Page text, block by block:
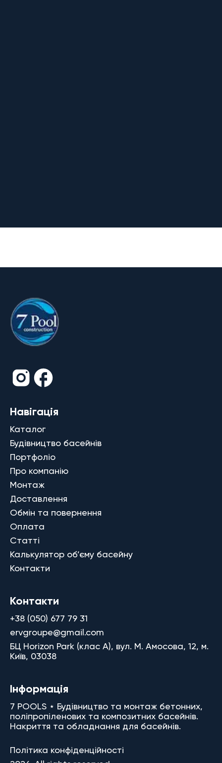
Навігація
Каталог
Будівництво басейнів
Портфоліо
Про компанію
Монтаж
Доставлення
Обмін та повернення
Оплата
Статті
Калькулятор об’єму басейну
Контакти
Контакти
+38 (050) 677 79 31
ervgroupe@gmail.com
БЦ Horizon Park (клас A), вул. М. Амосова, 12, м.
Київ, 03038
Інформація
7 POOLS ⋆ Будівництво та монтаж бетонних,
поліпропіленових та композитних басейнів.
Накриття та обладнання для басейнів.
Політика конфіденційності